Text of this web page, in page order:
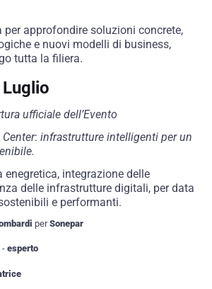
per approfondire soluzioni concrete,
e nuovi modelli di business,
tutta la filiera.
ufficiale dell’Evento
Center: infrastrutture intelligenti per un
enegretica, integrazione delle
delle infrastrutture digitali, per data
e performanti.
perSonepar
- esperto